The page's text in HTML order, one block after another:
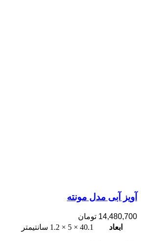
آویز آبی مدل مونته
14,480,700 تومان
ابعاد
40.1 × 5 × 1.2 سانتیمتر